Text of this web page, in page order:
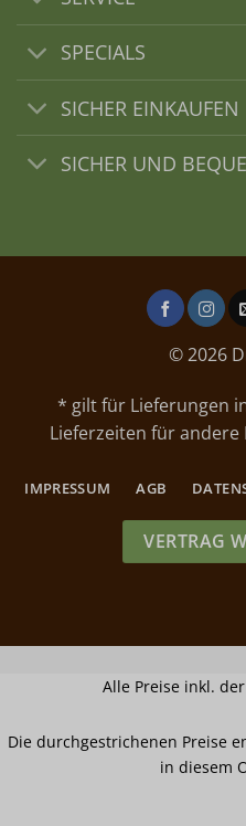
SPECIALS
SICHER EINKAUFEN
SICHER UND
© 2026
* gilt für Lieferungen
Lieferzeiten für
IMPRESSUM AGB
VERTRAG
Alle Preise inkl.
Die durchgestrichenen Preise
in diesem